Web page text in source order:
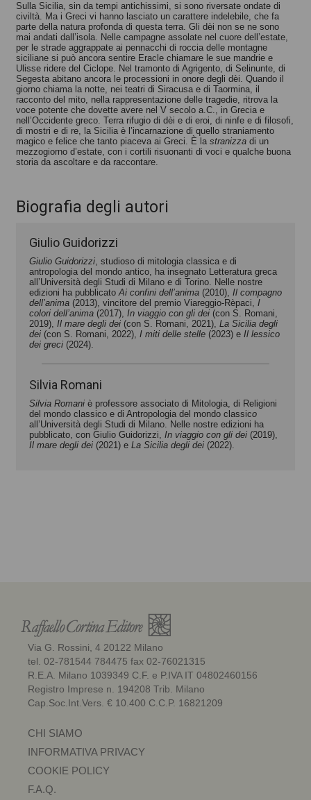
Sulla Sicilia, sin da tempi antichissimi, si sono riversate ondate di
civiltà. Ma i Greci vi hanno lasciato un carattere indelebile, che fa
parte della natura profonda di questa terra. Gli dèi non se ne sono
mai andati dall’isola. Nelle campagne assolate nel cuore dell’estate,
per le strade aggrappate ai pennacchi di roccia delle montagne
siciliane si può ancora sentire Eracle chiamare le sue mandrie e
Ulisse ridere del Ciclope. Nel tramonto di Agrigento, di Selinunte, di
Segesta abitano ancora le processioni in onore degli dèi. Quando il
giorno chiama la notte, nei teatri di Siracusa e di Taormina, il
racconto del mito, nella rappresentazione delle tragedie, ritrova la
voce potente che dovette avere nel V secolo a.C., in Grecia e
nell’Occidente greco. Terra rifugio di dèi e di eroi, di ninfe e di filosofi,
di mostri e di re, la Sicilia è l’incarnazione di quello straniamento
magico e felice che tanto piaceva ai Greci. È la stranizza di un
mezzogiorno d’estate, con i cortili risuonanti di voci e qualche buona
storia da ascoltare e da raccontare.
Biografia degli autori
Giulio Guidorizzi
Giulio Guidorizzi, studioso di mitologia classica e di
antropologia del mondo antico, ha insegnato Letteratura greca
all’Università degli Studi di Milano e di Torino. Nelle nostre
edizioni ha pubblicatoAi confini dell’anima (2010), Il compagno
dell’anima (2013), vincitore del premio Viareggio-Rèpaci, I
colori dell’anima (2017), In viaggio con gli dei (con S. Romani,
2019), Il mare degli dei (con S. Romani, 2021), La Sicilia degli
dei (con S. Romani, 2022), I miti delle stelle (2023) e Il lessico
dei greci (2024).
Silvia Romani
Silvia Romani è professore associato di Mitologia, di Religioni
del mondo classico e di Antropologia del mondo classico
all’Università degli Studi di Milano. Nelle nostre edizioni ha
pubblicato, con Giulio Guidorizzi, In viaggio con gli dei (2019),
Il mare degli dei (2021) e La Sicilia degli dei (2022).
Via G. Rossini, 4 20122 Milano
tel. 02-781544 784475 fax 02-76021315
R.E.A. Milano 1039349 C.F. e P.IVA IT 04802460156
Registro Imprese n. 194208 Trib. Milano
Cap.Soc.Int.Vers. € 10.400 C.C.P. 16821209
CHI SIAMO
INFORMATIVA PRIVACY
COOKIE POLICY
F.A.Q.